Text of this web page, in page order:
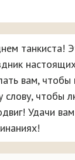
танкиста!
вам, чтобы
слову, чтобы
Удачи